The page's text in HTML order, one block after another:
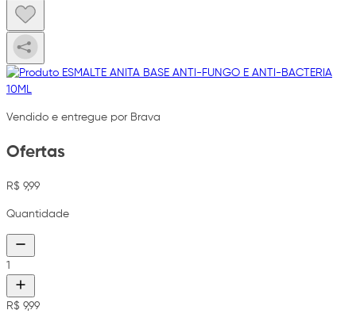
Vendido e entregue por Brava
Ofertas
R$ 9,99
Quantidade
1
R$ 9,99